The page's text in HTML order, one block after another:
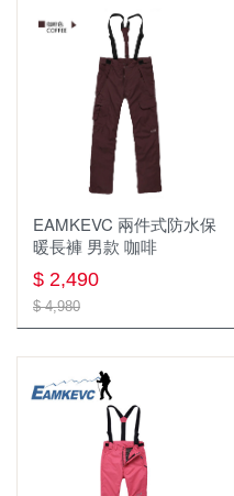
頭盔 安全帽
全身式吊帶
繩索，挽索，牛尾繩
固定點
擔架/救援/逃生
防墜器.止墜器
座式吊帶，胸位吊帶
大掛鉤 鷹架鉤 大鉤挽索
裝備包袋 繩袋 繩筒
上升器 / 繩夾
投擲器/豆袋/投擲繩/袋
全身式安全吊帶
雪地、冰攀裝備
快扣/快扣扁帶/保護套
岩楔
配件 工具
繩梯
繩索 挽索
固定點 確保點 假支點
排汗長褲
軟殼 刷毛 保暖長褲
兩件式防水長褲
機能內衣褲
保暖上衣
透氣排汗襯衫
長袖排汗衫
短袖排汗衫
雨衣 防水褲
EAMKEVC 兩件式防水保
暖長褲 男款 咖啡
$ 2,490
$ 4,980